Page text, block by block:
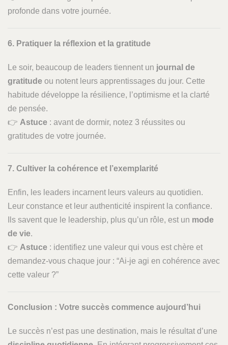
profonde dans votre journée.
6. Pratiquer la réflexion et la gratitude
Le soir, beaucoup de leaders tiennent un journal de
gratitude ou notent leurs apprentissages du jour. Cette
habitude développe la résilience, l’optimisme et la clarté
de pensée.
👉 Astuce : avant de dormir, notez 3 réussites ou
gratitudes de votre journée.
7. Cultiver la cohérence et l’exemplarité
Enfin, les leaders incarnent leurs valeurs au quotidien.
Leur constance et leur authenticité inspirent la confiance.
Ils savent que le leadership, plus qu’un rôle, est un mode
de vie.
👉 Astuce : identifiez une valeur qui vous est chère et
demandez-vous chaque jour : “Ai-je agi en cohérence avec
cette valeur ?”
Conclusion : Votre succès commence aujourd’hui
Le succès n’est pas une destination, mais le résultat d’une